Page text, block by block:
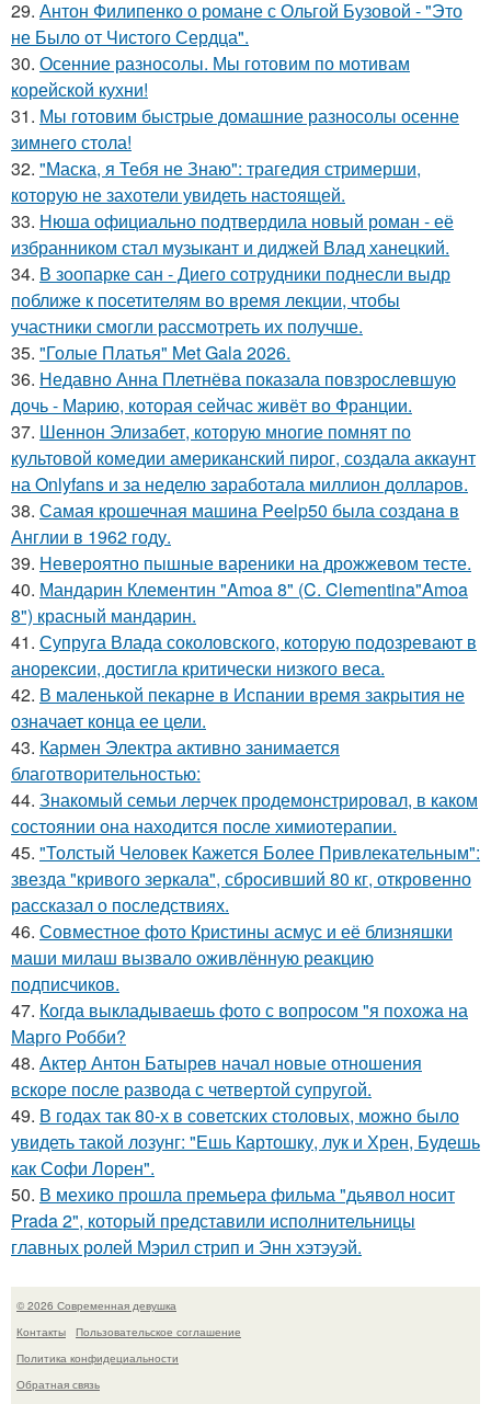
29. Антон Филипенко о романе с Ольгой Бузовой - "Это
не Было от Чистого Сердца".
30. Осенние разносолы. Мы готовим по мотивам
корейской кухни!
31. Мы готовим быстрые домашние разносолы осенне
зимнего стола!
32. "Маска, я Тебя не Знаю": трагедия стримерши,
которую не захотели увидеть настоящей.
33. Нюша официально подтвердила новый роман - её
избранником стал музыкант и диджей Влад ханецкий.
34. В зоопарке сан - Диего сотрудники поднесли выдр
поближе к посетителям во время лекции, чтобы
участники смогли рассмотреть их получше.
35. "Голые Платья" Met Gala 2026.
36. Недавно Анна Плетнёва показала повзрослевшую
дочь - Марию, которая сейчас живёт во Франции.
37. Шеннон Элизабет, которую многие помнят по
культовой комедии американский пирог, создала аккаунт
на Onlyfans и за неделю заработала миллион долларов.
38. Самая крошечная машинa Peelp50 была созданa в
Англии в 1962 году.
39. Невероятно пышные вареники на дрожжевом тесте.
40. Мандарин Клементин "Amoa 8" (C. Clementina"Amoa
8") красный мандарин.
41. Супруга Влада соколовского, которую подозревают в
анорексии, достигла критически низкого веса.
42. В маленькой пекарне в Испании время закрытия не
означает конца ее цели.
43. Кармен Электра активно занимается
благотворительностью:
44. Знакомый семьи лерчек продемонстрировал, в каком
состоянии она находится после химиотерапии.
45. "Толстый Человек Кажется Более Привлекательным":
звезда "кривого зеркала", сбросивший 80 кг, откровенно
рассказал о последствиях.
46. Совместное фото Кристины асмус и её близняшки
маши милаш вызвало оживлённую реакцию
подписчиков.
47. Когда выкладываешь фото с вопросом "я похожа на
Марго Робби?
48. Актер Антон Батырев начал новые отношения
вскоре после развода с четвертой супругой.
49. В годах так 80-х в советских столовых, можно было
увидеть такой лозунг: "Ешь Картошку, лук и Хрен, Будешь
как Софи Лорен".
50. В мехико прошла премьера фильма "дьявол носит
Prada 2", который представили исполнительницы
главных ролей Мэрил стрип и Энн хэтэуэй.
© 2026 Современная девушка
Контакты
Пользовательское соглашение
Политика конфидециальности
Обратная связь